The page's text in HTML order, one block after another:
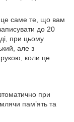
саме те, що вам
до 20
при цьому
але з
коли це
при
пам’ять та